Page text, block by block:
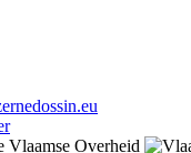
Vlaamse Overheid